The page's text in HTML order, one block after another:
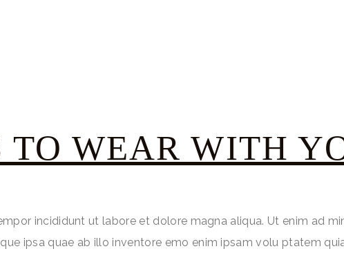
TO WEAR WITH
incididunt ut labore et dolore magna aliqua. Ut enim ad
ipsa quae ab illo inventore emo enim ipsam volu ptatem